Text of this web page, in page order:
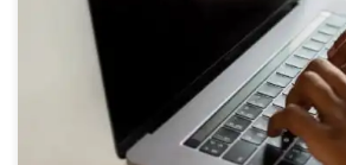
Landing page nada mais é do que uma página de um
fonte externa, como um anúncio ou e-mail.